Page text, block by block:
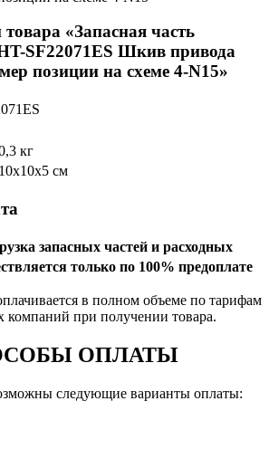
«Запасная часть
SF22071ES Шкив привода
позиции на схеме 4-N15»
кг
10х10х5 см
запасных частей и расходных
только по 100% предоплате
в полном объеме по тарифам
компаний при получении товара.
ОПЛАТЫ
следующие варианты оплаты: